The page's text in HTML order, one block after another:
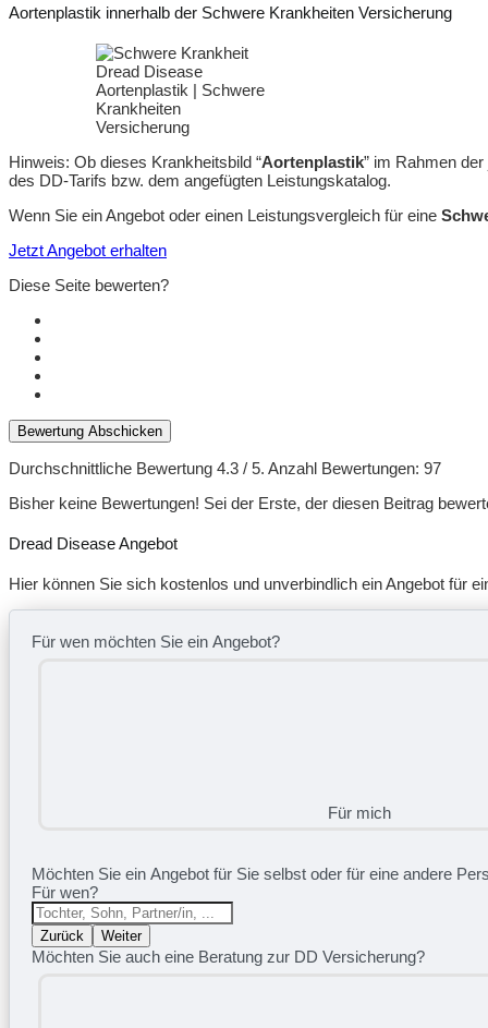
Aortenplastik innerhalb der Schwere Krankheiten Versicherung
Aortenplastik | Schwere
Krankheiten
Versicherung
Hinweis: Ob dieses Krankheitsbild “Aortenplastik” im Rahmen
des DD-Tarifs bzw. dem angefügten Leistungskatalog.
Wenn Sie ein Angebot oder einen Leistungsvergleich für eine
Jetzt Angebot erhalten
Diese Seite bewerten?
Bewertung Abschicken
Durchschnittliche Bewertung 4.3 / 5. Anzahl Bewertungen: 97
Bisher keine Bewertungen! Sei der Erste, der diesen Beitrag
Dread Disease Angebot
Hier können Sie sich kostenlos und unverbindlich ein Angebot für
Für wen möchten Sie ein Angebot?
Für mich
Möchten Sie ein Angebot für Sie selbst oder für eine andere
Für wen?
Zurück Weiter
Möchten Sie auch eine Beratung zur DD Versicherung?